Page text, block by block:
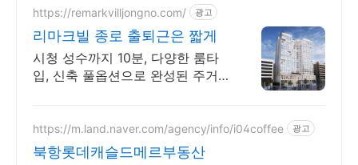
https://remarkvilljongno.com/ 광고
리마크빌 종로 출퇴근은 짧게
시청 성수까지 10분, 다양한 룸타
입, 신축 풀옵션으로 완성된 주거
https://m.land.naver.com/agency/info/i04coffee 광고
북항롯데캐슬드메르부동산